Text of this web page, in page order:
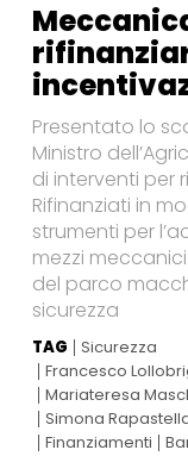
Presentato lo
Ministro
di interventi per
Rifinanziati in
strumenti per
mezzi
del parco
sicurezza
TAG
Sicurezza
Francesco
Mariateresa
Simona
Finanziamenti